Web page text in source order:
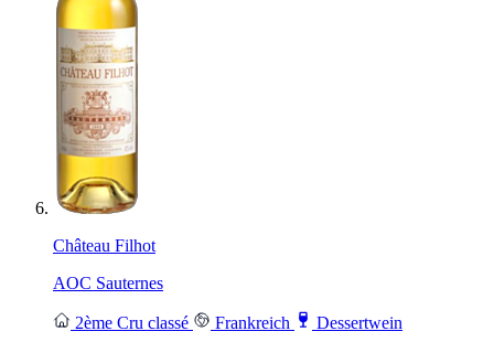
Château Filhot
AOC Sauternes
2ème Cru classé Frankreich
Dessertwein